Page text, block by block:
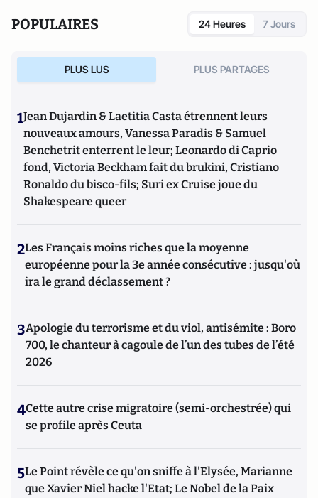
POPULAIRES 24 Heures 7 Jours
PLUS LUS PLUS PARTAGES
1Jean Dujardin & Laetitia Casta étrennent leurs
nouveaux amours, Vanessa Paradis & Samuel
Benchetrit enterrent le leur; Leonardo di Caprio
fond, Victoria Beckham fait du brukini, Cristiano
Ronaldo du bisco-fils; Suri ex Cruise joue du
Shakespeare queer
2Les Français moins riches que la moyenne
européenne pour la 3e année consécutive : jusqu'où
ira le grand déclassement ?
3Apologie du terrorisme et du viol, antisémite : Boro
700, le chanteur à cagoule de l’un des tubes de l’été
2026
4Cette autre crise migratoire (semi-orchestrée) qui
se profile après Ceuta
5Le Point révèle ce qu'on sniffe à l'Elysée, Marianne
que Xavier Niel hacke l'Etat; Le Nobel de la Paix